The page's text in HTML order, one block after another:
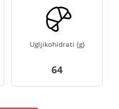
Ugljikohidrati (g)
64